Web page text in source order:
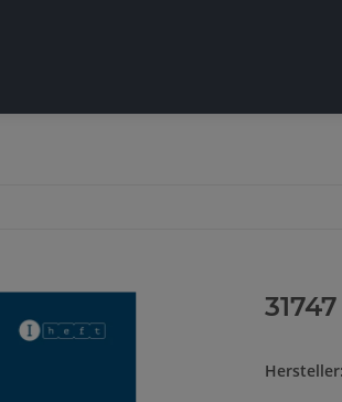
Hersteller: